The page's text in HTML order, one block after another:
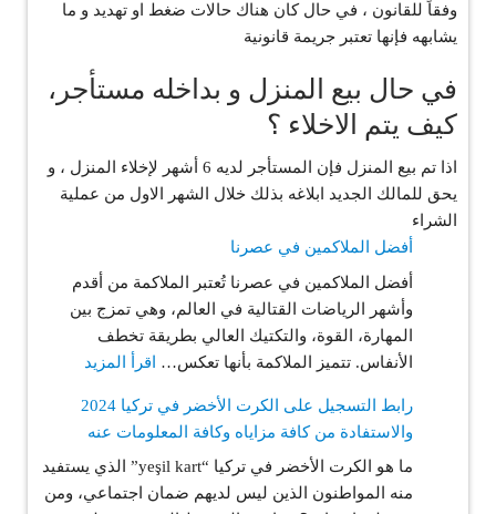
وفقاً للقانون ، في حال كان هناك حالات ضغط او تهديد و ما
يشابهه فإنها تعتبر جريمة قانونية
في حال بيع المنزل و بداخله مستأجر،
كيف يتم الاخلاء ؟
‏اذا تم بيع المنزل فإن المستأجر لديه 6 أشهر لإخلاء المنزل ، و
يحق للمالك الجديد ابلاغه بذلك خلال الشهر الاول من عملية
الشراء
أفضل الملاكمين في عصرنا
أفضل الملاكمين في عصرنا تُعتبر الملاكمة من أقدم
وأشهر الرياضات القتالية في العالم، وهي تمزج بين
المهارة، القوة، والتكتيك العالي بطريقة تخطف
الأنفاس. تتميز الملاكمة بأنها تعكس… اقرأ المزيد
الملاكمين
عصرنا
رابط التسجيل على الكرت الأخضر في تركيا 2024
والاستفادة من كافة مزاياه وكافة المعلومات عنه
ما هو الكرت الأخضر في تركيا “yeşil kart” الذي يستفيد
منه المواطنون الذين ليس لديهم ضمان اجتماعي، ومن